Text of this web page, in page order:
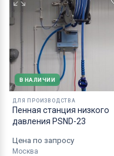
В НАЛИЧИИ
ДЛЯ ПРОИЗВОДСТВА
Пенная станция низкого
давления PSND-23
Цена по запросу
Москва